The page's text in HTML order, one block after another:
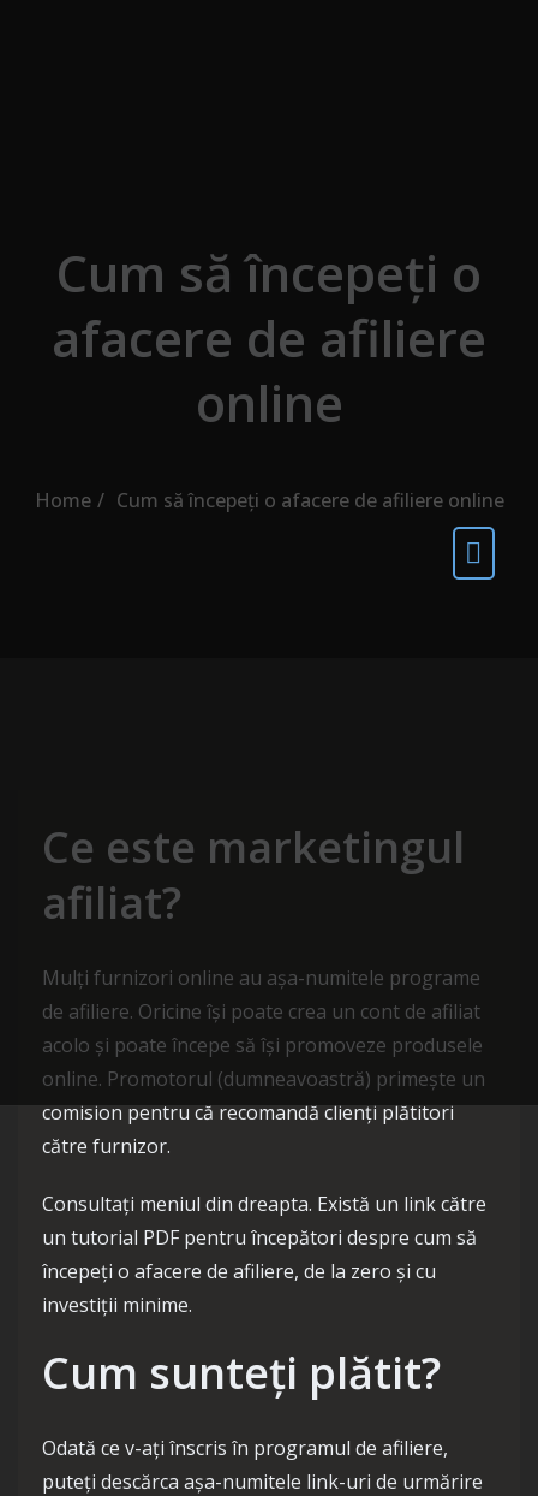
Cum să începeți o
afacere de afiliere
online
Home Cum să începeți o afacere de afiliere online
Ce este marketingul
afiliat?
Mulți furnizori online au așa-numitele programe
de afiliere. Oricine își poate crea un cont de afiliat
acolo și poate începe să își promoveze produsele
online. Promotorul (dumneavoastră) primește un
comision pentru că recomandă clienți plătitori
către furnizor.
Consultați meniul din dreapta. Există un link către
un tutorial PDF pentru începători despre cum să
începeți o afacere de afiliere, de la zero și cu
investiții minime.
Cum sunteți plătit?
Odată ce v-ați înscris în programul de afiliere,
puteți descărca așa-numitele link-uri de urmărire